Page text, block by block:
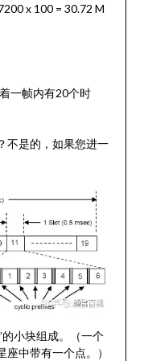
x 100 = 30.72 M
一帧内有20个时
不是的，如果您进一
小块组成。（一个
中带有一个点。）